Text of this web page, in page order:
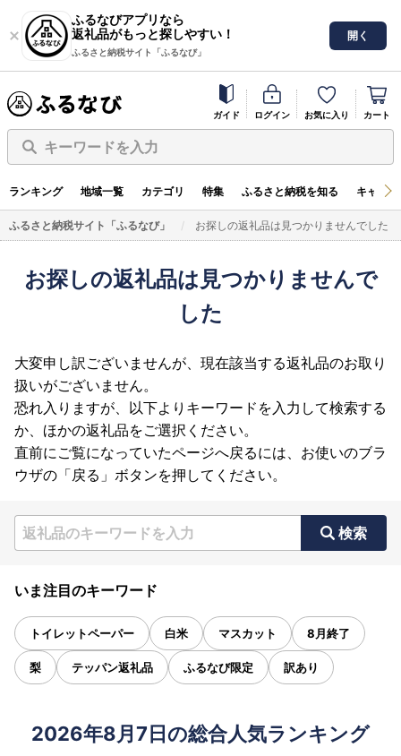
ふるなびアプリなら
返礼品がもっと探しやすい！
ふるさと納税サイト「ふるなび」
開く
ガイド ログイン お気に入り カート
キーワードを入力
ランキング 地域一覧 カテゴリ 特集 ふるさと納税を知る キャン
ふるさと納税サイト「ふるなび」 お探しの返礼品は見つかりませんでした
お探しの返礼品は見つかりませんで
した
大変申し訳ございませんが、現在該当する返礼品のお取り
扱いがございません。
恐れ入りますが、以下よりキーワードを入力して検索する
か、ほかの返礼品をご選択ください。
直前にご覧になっていたページへ戻るには、お使いのブラ
ウザの「戻る」ボタンを押してください。
検索
いま注目のキーワード
トイレットペーパー 白米 マスカット 8月終了
梨 テッパン返礼品 ふるなび限定 訳あり
2026年8月7日の総合人気ランキング